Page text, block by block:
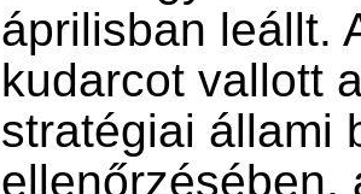
áprilisban leállt.
kudarcot vallott
stratégiai állami
ellenőrzésében,